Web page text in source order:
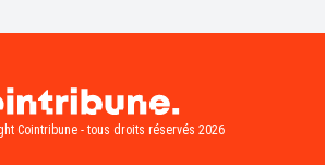
Cointribune - tous droits réservés 2026